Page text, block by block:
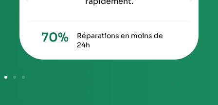
Réparations en moins de
24h
70%